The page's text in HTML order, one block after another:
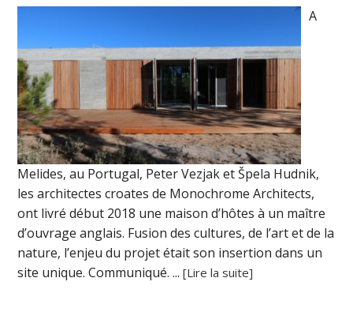
A
Melides, au Portugal, Peter Vezjak et Špela Hudnik,
les architectes croates de Monochrome Architects,
ont livré début 2018 une maison d’hôtes à un maître
d’ouvrage anglais. Fusion des cultures, de l’art et de la
nature, l’enjeu du projet était son insertion dans un
site unique. Communiqué. ...[Lire la suite]